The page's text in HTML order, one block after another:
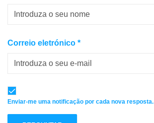
Correio eletrónico *
Enviar-me uma notificação por cada nova resposta.